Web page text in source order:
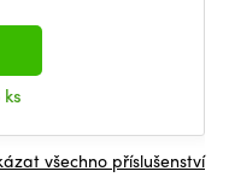
všechno příslušenství